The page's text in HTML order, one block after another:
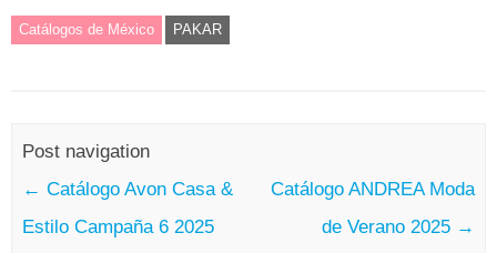
Catálogos de México PAKAR
Post navigation
← Catálogo Avon Casa &
Estilo Campaña 6 2025
Catálogo ANDREA Moda
de Verano 2025 →